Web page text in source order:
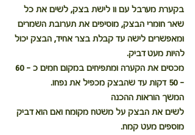
בקערת מערבל עם וו לישת בצק, לשים את כל
שאר חומרי הבצק, מוסיפים את תערובת השמרים
ומאפשרים לישה עד קבלת בצר אחיד, הבצק יכול
להיות מעט דביק.
- 50 דקות עד שהבצק מכפיל את נפחו.
המשך הוראות ההכנה
לשים את הבצק על משטח מקומח ואם הוא דביק
מוספים מעט קמח.